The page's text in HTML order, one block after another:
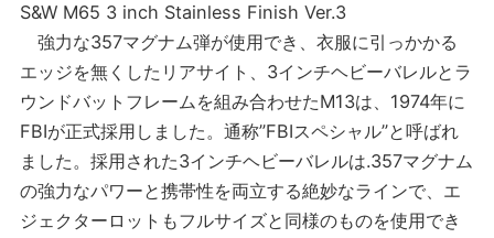
S&W M65 3 inch Stainless Finish Ver.3
強力な357マグナム弾が使用でき、衣服に引っかかる
エッジを無くしたリアサイト、3インチヘビーバレルとラ
ウンドバットフレームを組み合わせたM13は、1974年に
FBIが正式採用しました。通称”FBIスペシャル”と呼ばれ
ました。採用された3インチヘビーバレルは.357マグナム
の強力なパワーと携帯性を両立する絶妙なラインで、エ
ジェクターロットもフルサイズと同様のものを使用でき